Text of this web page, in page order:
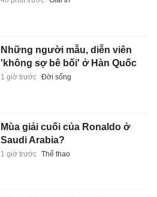
Những người mẫu, diễn viên
'không sợ bê bối' ở Hàn Quốc
1 giờ trước Đời sống
Mùa giải cuối của Ronaldo ở
Saudi Arabia?
1 giờ trước Thể thao